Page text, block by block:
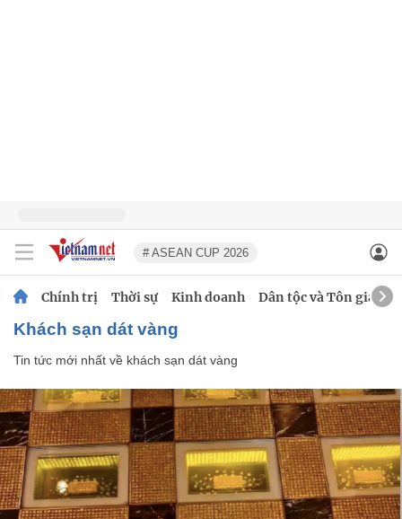
# ASEAN CUP 2026
Chính trị Thời sự Kinh doanh Dân tộc và Tôn giáo
khách sạn dát vàng
Tin tức mới nhất về khách sạn dát vàng